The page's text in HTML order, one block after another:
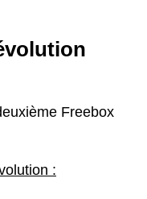
Freebox
: